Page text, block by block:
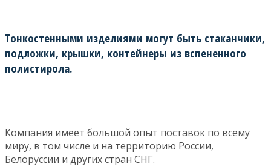
Тонкостенными изделиями могут быть стаканчики,
подложки, крышки, контейнеры из вспененного
полистирола.
Компания имеет большой опыт поставок по всему
миру, в том числе и на территорию России,
Белоруссии и других стран СНГ.